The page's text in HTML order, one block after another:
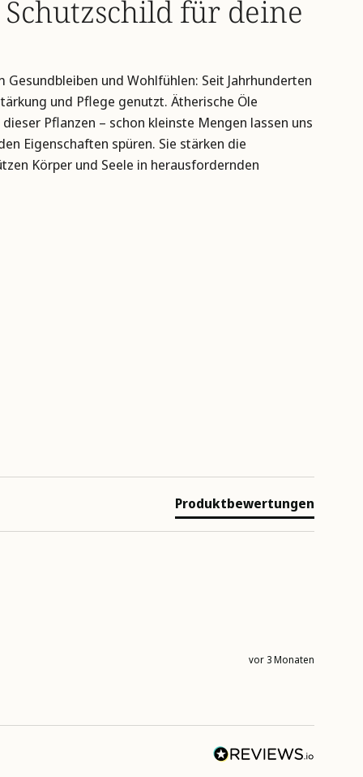
für deine
und Wohlfühlen: Seit Jahrhunderten
und Pflege genutzt. Ätherische Öle
Pflanzen – schon kleinste Mengen lassen uns
Eigenschaften spüren. Sie stärken die
Körper und Seele in herausfordernden
Produktbewertungen
vor 3 Monaten